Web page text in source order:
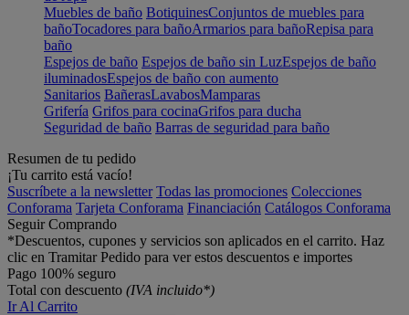
Muebles de baño BotiquinesConjuntos de muebles para
bañoTocadores para bañoArmarios para bañoRepisa para
baño
Espejos de baño Espejos de baño sin LuzEspejos de baño
iluminadosEspejos de baño con aumento
Sanitarios BañerasLavabosMamparas
Grifería Grifos para cocinaGrifos para ducha
Seguridad de baño Barras de seguridad para baño
Resumen de tu pedido
¡Tu carrito está vacío!
Suscríbete a la newsletter Todas las promociones Colecciones
Conforama Tarjeta Conforama Financiación Catálogos Conforama
Seguir Comprando
*Descuentos, cupones y servicios son aplicados en el carrito. Haz
clic en Tramitar Pedido para ver estos descuentos e importes
Pago 100% seguro
Total con descuento (IVA incluido*)
Ir Al Carrito